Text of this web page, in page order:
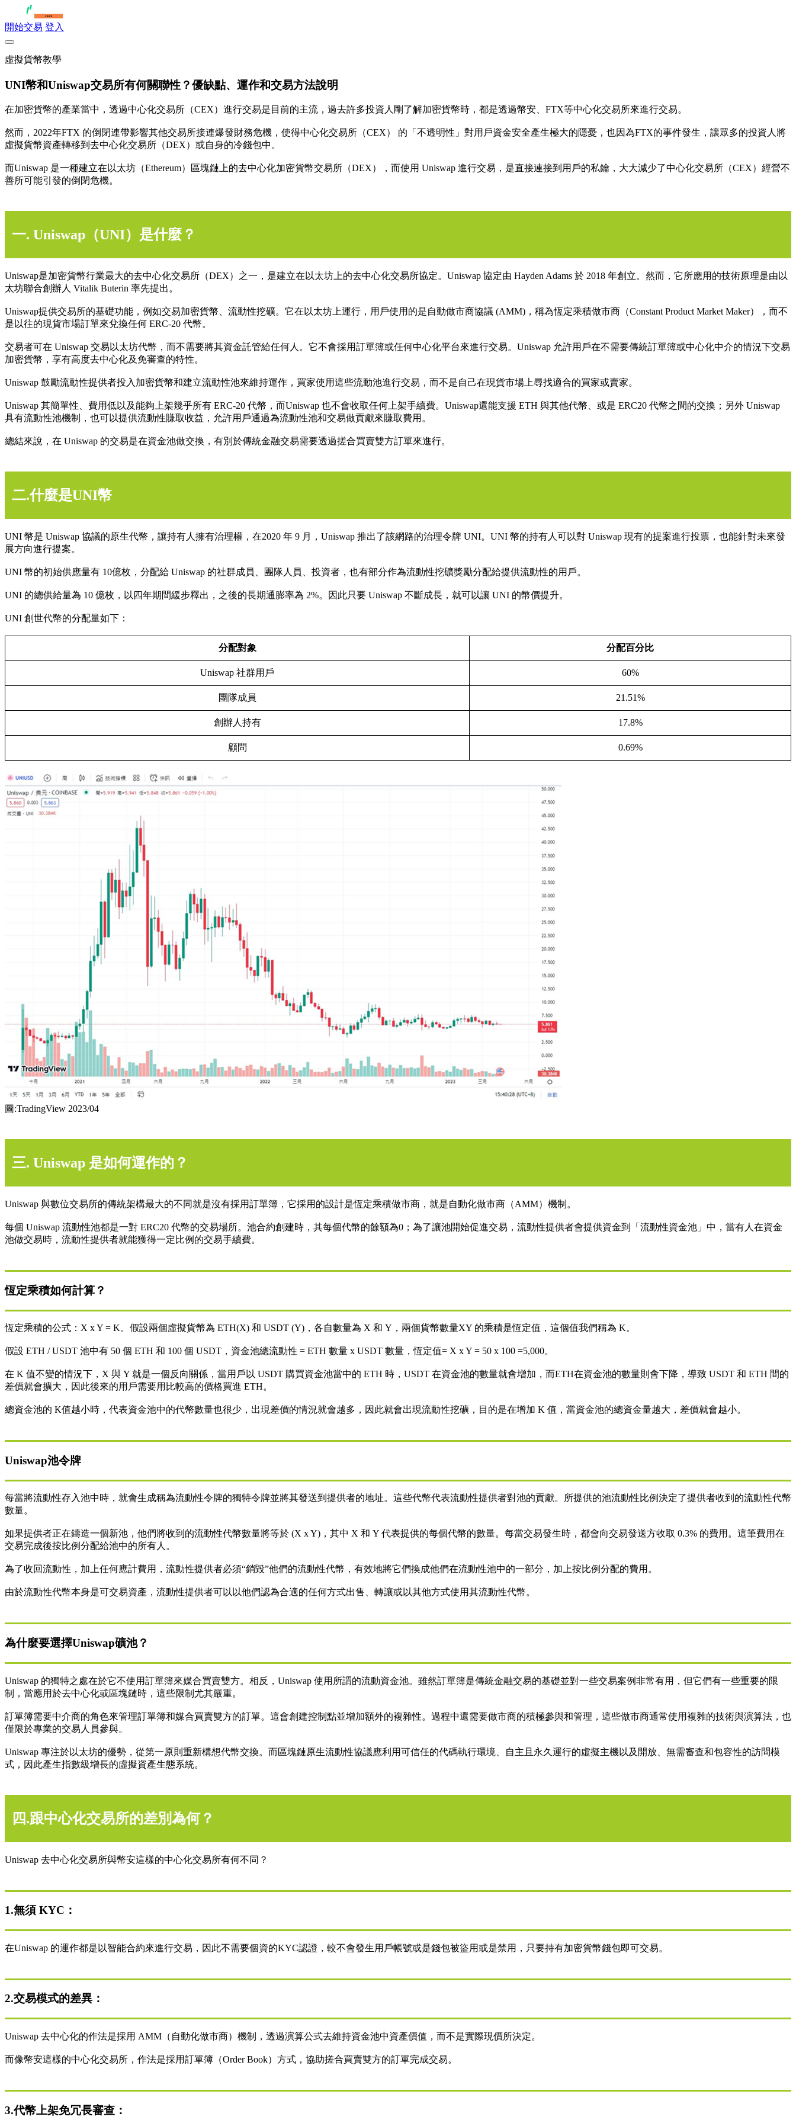
開始交易 登入
虛擬貨幣教學
UNI幣和Uniswap交易所有何關聯性？優缺點、運作和交易方法說明
在加密貨幣的產業當中，透過中心化交易所（CEX）進行交易是目前的主流，過去許多投資人剛了解加密貨幣時，都是透過幣安、FTX等中心化交易所來進行交易。
然而，2022年FTX 的倒閉連帶影響其他交易所接連爆發財務危機，使得中心化交易所（CEX） 的「不透明性」對用戶資金安全產生極大的隱憂，也因為FTX的事件發生，讓眾多的投資人將
虛擬貨幣資產轉移到去中心化交易所（DEX）或自身的冷錢包中。
而Uniswap 是一種建立在以太坊（Ethereum）區塊鏈上的去中心化加密貨幣交易所（DEX），而使用 Uniswap 進行交易，是直接連接到用戶的私鑰，大大減少了中心化交易所（CEX）經營不
善所可能引發的倒閉危機。
一. Uniswap（UNI）是什麼？
Uniswap是加密貨幣行業最大的去中心化交易所（DEX）之一，是建立在以太坊上的去中心化交易所協定。Uniswap 協定由 Hayden Adams 於 2018 年創立。然而，它所應用的技術原理是由以
太坊聯合創辦人 Vitalik Buterin 率先提出。
Uniswap提供交易所的基礎功能，例如交易加密貨幣、流動性挖礦。它在以太坊上運行，用戶使用的是自動做市商協議 (AMM)，稱為恆定乘積做市商（Constant Product Market Maker），而不
是以往的現貨市場訂單來兌換任何 ERC-20 代幣。
交易者可在 Uniswap 交易以太坊代幣，而不需要將其資金託管給任何人。它不會採用訂單簿或任何中心化平台來進行交易。Uniswap 允許用戶在不需要傳統訂單簿或中心化中介的情況下交易
加密貨幣，享有高度去中心化及免審查的特性。
Uniswap 鼓勵流動性提供者投入加密貨幣和建立流動性池來維持運作，買家使用這些流動池進行交易，而不是自己在現貨市場上尋找適合的買家或賣家。
Uniswap 其簡單性、費用低以及能夠上架幾乎所有 ERC-20 代幣，而Uniswap 也不會收取任何上架手續費。Uniswap還能支援 ETH 與其他代幣、或是 ERC20 代幣之間的交換；另外 Uniswap
具有流動性池機制，也可以提供流動性賺取收益，允許用戶通過為流動性池和交易做貢獻來賺取費用。
總結來說，在 Uniswap 的交易是在資金池做交換，有別於傳統金融交易需要透過搓合買賣雙方訂單來進行。
二.什麼是UNI幣
UNI 幣是 Uniswap 協議的原生代幣，讓持有人擁有治理權，在2020 年 9 月，Uniswap 推出了該網路的治理令牌 UNI。UNI 幣的持有人可以對 Uniswap 現有的提案進行投票，也能針對未來發
展方向進行提案。
UNI 幣的初始供應量有 10億枚，分配給 Uniswap 的社群成員、團隊人員、投資者，也有部分作為流動性挖礦獎勵分配給提供流動性的用戶。
UNI 的總供給量為 10 億枚，以四年期間緩步釋出，之後的長期通膨率為 2%。因此只要 Uniswap 不斷成長，就可以讓 UNI 的幣價提升。
UNI 創世代幣的分配量如下：
分配對象 分配百分比
Uniswap 社群用戶 60%
團隊成員 21.51%
創辦人持有 17.8%
顧問 0.69%
圖:TradingView 2023/04
三. Uniswap 是如何運作的？
Uniswap 與數位交易所的傳統架構最大的不同就是沒有採用訂單簿，它採用的設計是恆定乘積做市商，就是自動化做市商（AMM）機制。
每個 Uniswap 流動性池都是一對 ERC20 代幣的交易場所。池合約創建時，其每個代幣的餘額為0；為了讓池開始促進交易，流動性提供者會提供資金到「流動性資金池」中，當有人在資金
池做交易時，流動性提供者就能獲得一定比例的交易手續費。
恆定乘積如何計算？
恆定乘積的公式：X x Y = K。假設兩個虛擬貨幣為 ETH(X) 和 USDT (Y)，各自數量為 X 和 Y，兩個貨幣數量XY 的乘積是恆定值，這個值我們稱為 K。
假設 ETH / USDT 池中有 50 個 ETH 和 100 個 USDT，資金池總流動性 = ETH 數量 x USDT 數量，恆定值= X x Y = 50 x 100 =5,000。
在 K 值不變的情況下，X 與 Y 就是一個反向關係，當用戶以 USDT 購買資金池當中的 ETH 時，USDT 在資金池的數量就會增加，而ETH在資金池的數量則會下降，導致 USDT 和 ETH 間的
差價就會擴大，因此後來的用戶需要用比較高的價格買進 ETH。
總資金池的 K值越小時，代表資金池中的代幣數量也很少，出現差價的情況就會越多，因此就會出現流動性挖礦，目的是在增加 K 值，當資金池的總資金量越大，差價就會越小。
Uniswap池令牌
每當將流動性存入池中時，就會生成稱為流動性令牌的獨特令牌並將其發送到提供者的地址。這些代幣代表流動性提供者對池的貢獻。所提供的池流動性比例決定了提供者收到的流動性代幣
數量。
如果提供者正在鑄造一個新池，他們將收到的流動性代幣數量將等於 (X x Y)，其中 X 和 Y 代表提供的每個代幣的數量。每當交易發生時，都會向交易發送方收取 0.3% 的費用。這筆費用在
交易完成後按比例分配給池中的所有人。
為了收回流動性，加上任何應計費用，流動性提供者必須“銷毀”他們的流動性代幣，有效地將它們換成他們在流動性池中的一部分，加上按比例分配的費用。
由於流動性代幣本身是可交易資產，流動性提供者可以以他們認為合適的任何方式出售、轉讓或以其他方式使用其流動性代幣。
為什麼要選擇Uniswap礦池？
Uniswap 的獨特之處在於它不使用訂單簿來媒合買賣雙方。相反，Uniswap 使用所謂的流動資金池。雖然訂單簿是傳統金融交易的基礎並對一些交易案例非常有用，但它們有一些重要的限
制，當應用於去中心化或區塊鏈時，這些限制尤其嚴重。
訂單簿需要中介商的角色來管理訂單簿和媒合買賣雙方的訂單。這會創建控制點並增加額外的複雜性。過程中還需要做市商的積極參與和管理，這些做市商通常使用複雜的技術與演算法，也
僅限於專業的交易人員參與。
Uniswap 專注於以太坊的優勢，從第一原則重新構想代幣交換。而區塊鏈原生流動性協議應利用可信任的代碼執行環境、自主且永久運行的虛擬主機以及開放、無需審查和包容性的訪問模
式，因此產生指數級增長的虛擬資產生態系統。
四.跟中心化交易所的差別為何？
Uniswap 去中心化交易所與幣安這樣的中心化交易所有何不同？
1.無須 KYC：
在Uniswap 的運作都是以智能合約來進行交易，因此不需要個資的KYC認證，較不會發生用戶帳號或是錢包被盜用或是禁用，只要持有加密貨幣錢包即可交易。
2.交易模式的差異：
Uniswap 去中心化的作法是採用 AMM（自動化做市商）機制，透過演算公式去維持資金池中資產價值，而不是實際現價所決定。
而像幣安這樣的中心化交易所，作法是採用訂單簿（Order Book）方式，協助搓合買賣雙方的訂單完成交易。
3.代幣上架免冗長審查：